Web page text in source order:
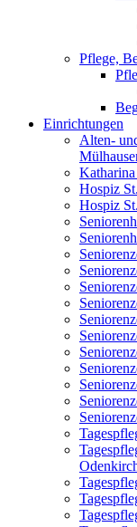
Pflege,
Einrichtungen
Alten-
Hospiz
Hospiz